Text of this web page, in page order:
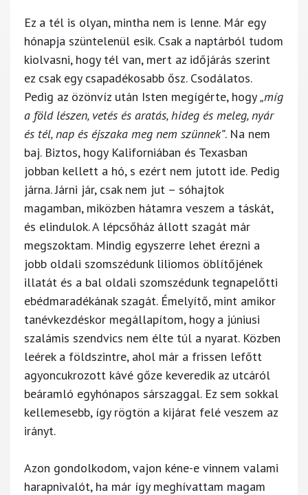
Ez a tél is olyan, mintha nem is lenne. Már egy
hónapja szüntelenül esik. Csak a naptárból tudom
kiolvasni, hogy tél van, mert az időjárás szerint
ez csak egy csapadékosabb ősz. Csodálatos.
Pedig az özönvíz után Isten megígérte, hogy„míg
a föld lészen, vetés és aratás, hideg és meleg, nyár
és tél, nap és éjszaka meg nem szünnek”. Na nem
baj. Biztos, hogy Kaliforniában és Texasban
jobban kellett a hó, s ezért nem jutott ide. Pedig
járna. Járni jár, csak nem jut – sóhajtok
magamban, miközben hátamra veszem a táskát,
és elindulok. A lépcsőház állott szagát már
megszoktam. Mindig egyszerre lehet érezni a
jobb oldali szomszédunk liliomos öblítőjének
illatát és a bal oldali szomszédunk tegnapelőtti
ebédmaradékának szagát. Émelyítő, mint amikor
tanévkezdéskor megállapítom, hogy a júniusi
szalámis szendvics nem élte túl a nyarat. Közben
leérek a földszintre, ahol már a frissen lefőtt
agyoncukrozott kávé gőze keveredik az utcáról
beáramló egyhónapos sárszaggal. Ez sem sokkal
kellemesebb, így rögtön a kijárat felé veszem az
irányt.
Azon gondolkodom, vajon kéne-e vinnem valami
harapnivalót, ha már így meghívattam magam